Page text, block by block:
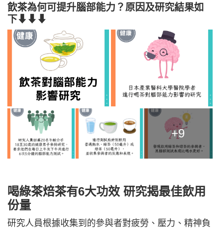
飲茶為何可提升腦部能力？原因及研究結果如
下⬇⬇⬇
+9
喝綠茶焙茶有6大功效 研究揭最佳飲用
份量
研究人員根據收集到的參與者對疲勞、壓力、精神負